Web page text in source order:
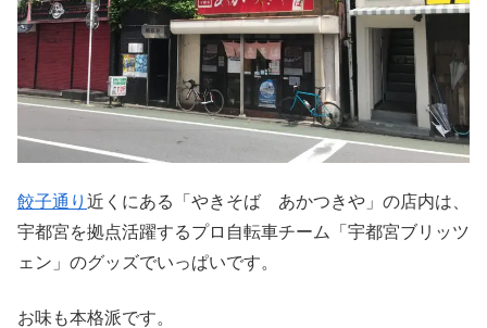
餃子通り 近くにある「やきそば あかつきや」の店内は、
宇都宮を拠点活躍するプロ自転車チーム「宇都宮ブリッツ
ェン」のグッズでいっぱいです。
お味も本格派です。